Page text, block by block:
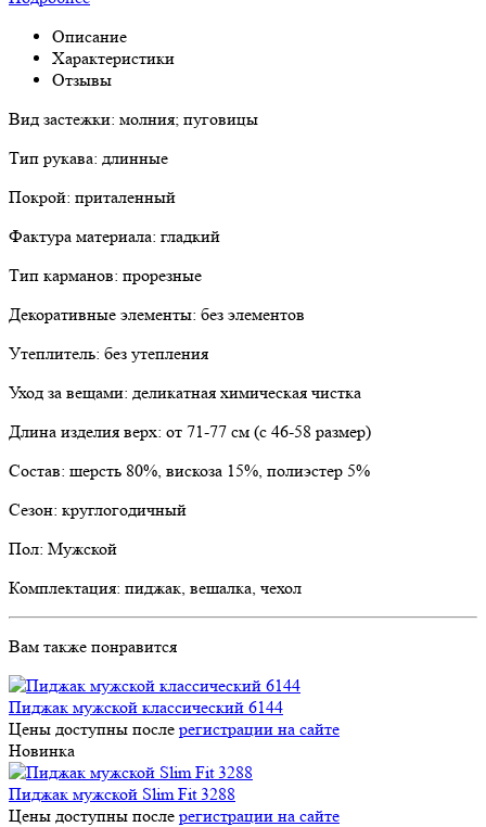
Описание
Характеристики
Отзывы
Вид застежки: молния; пуговицы
Тип рукава: длинные
Покрой: приталенный
Фактура материала: гладкий
Тип карманов: прорезные
Декоративные элементы: без элементов
Утеплитель: без утепления
Уход за вещами: деликатная химическая чистка
Длина изделия верх: от 71-77 см (с 46-58 размер)
Состав: шерсть 80%, вискоза 15%, полиэстер 5%
Сезон: круглогодичный
Пол: Мужской
Комплектация: пиджак, вешалка, чехол
Вам также понравится
Пиджак мужской классический 6144
Цены доступны после регистрации на сайте
Новинка
Пиджак мужской Slim Fit 3288
Цены доступны после регистрации на сайте